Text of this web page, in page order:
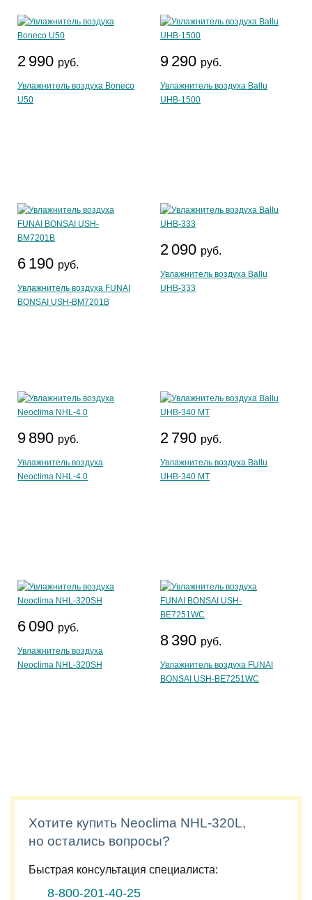
2 990 руб.
Увлажнитель воздуха Boneco
U50
9 290 руб.
Увлажнитель воздуха Ballu
UHB-1500
6 190 руб.
Увлажнитель воздуха FUNAI
BONSAI USH-BM7201B
2 090 руб.
Увлажнитель воздуха Ballu
UHB-333
9 890 руб.
Увлажнитель воздуха
Neoclima NHL-4.0
2 790 руб.
Увлажнитель воздуха Ballu
UHB-340 MT
6 090 руб.
Увлажнитель воздуха
Neoclima NHL-320SH
8 390 руб.
Увлажнитель воздуха FUNAI
BONSAI USH-BE7251WС
Хотите купить Neoclima NHL-320L,
но остались вопросы?
Быстрая консультация специалиста:
8-800-201-40-25